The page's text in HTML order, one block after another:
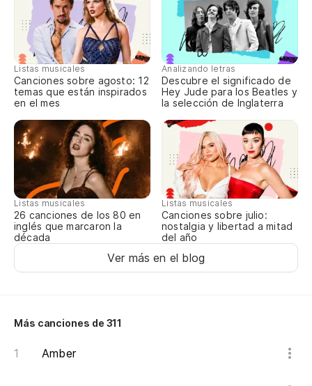
Listas musicales
Canciones sobre agosto: 12
temas que están inspirados
en el mes
Analizando letras
Descubre el significado de
Hey Jude para los Beatles y
la selección de Inglaterra
Listas musicales
26 canciones de los 80 en
inglés que marcaron la
década
Listas musicales
Canciones sobre julio:
nostalgia y libertad a mitad
del año
Ver más en el blog
Más canciones de 311
Amber